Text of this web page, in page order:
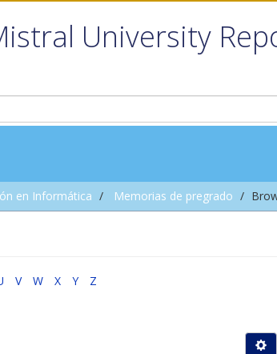
University
en Informática Memorias de pregrado
V W X Y
Z